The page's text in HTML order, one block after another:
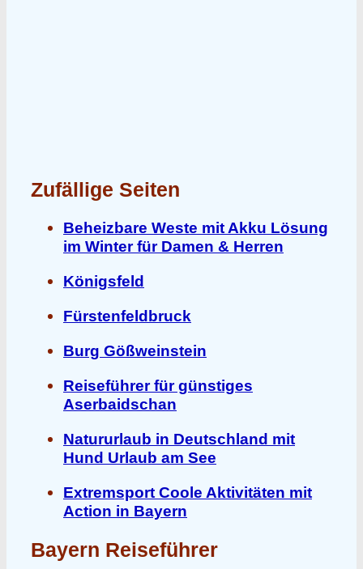
Zufällige Seiten
Beheizbare Weste mit Akku Lösung
im Winter für Damen & Herren
Königsfeld
Fürstenfeldbruck
Burg Gößweinstein
Reiseführer für günstiges
Aserbaidschan
Natururlaub in Deutschland mit
Hund Urlaub am See
Extremsport Coole Aktivitäten mit
Action in Bayern
Bayern Reiseführer